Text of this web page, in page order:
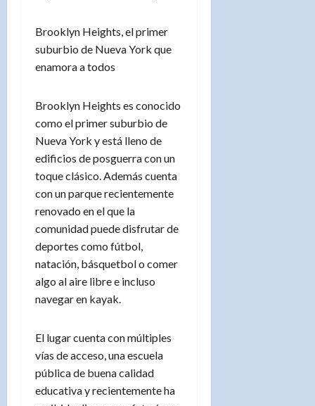
Brooklyn Heights, el primer
suburbio de Nueva York que
enamora a todos
Brooklyn Heights es conocido
como el primer suburbio de
Nueva York y está lleno de
edificios de posguerra con un
toque clásico. Además cuenta
con un parque recientemente
renovado en el que la
comunidad puede disfrutar de
deportes como fútbol,
natación, básquetbol o comer
algo al aire libre e incluso
navegar en kayak.
El lugar cuenta con múltiples
vías de acceso, una escuela
pública de buena calidad
educativa y recientemente ha